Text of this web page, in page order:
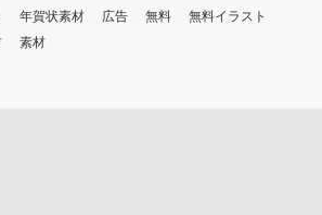
年賀状素材 広告 無料
無料イラスト
素材